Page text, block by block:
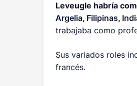
Leveugle habría
Argelia, Filipinas,
trabajaba como
Sus variados roles
francés.